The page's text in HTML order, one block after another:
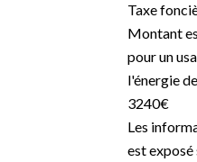
Taxe
Montant
pour un
l'énergie
3240€
Les
est